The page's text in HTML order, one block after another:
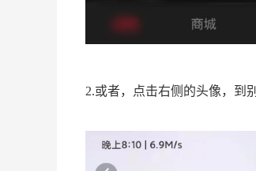
2.或者，点击右侧的头像，到